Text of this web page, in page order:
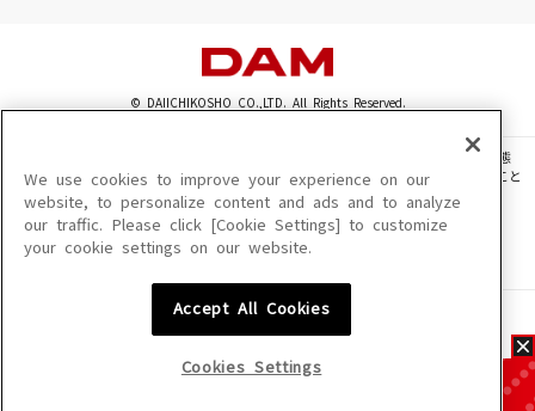
© DAIICHIKOSHO CO.,LTD. All Rights Reserved.
このサイトに掲載されている一切の文章・画像・写真・動画・音声等を、手段や形態
を問わず、著作権法の定める範囲を超えて無断で複製、転載、ファイル化などすること
を禁じます。
楽曲及びコンテンツは、機種によりご利用いただけない場合があります。
楽曲及びコンテンツの配信日、配信内容が変更になる場合があります。
We use cookies to improve your experience on our
website, to personalize content and ads and to analyze
our traffic. Please click [Cookie Settings] to customize
your cookie settings on our website.
Accept All Cookies
Cookies Settings